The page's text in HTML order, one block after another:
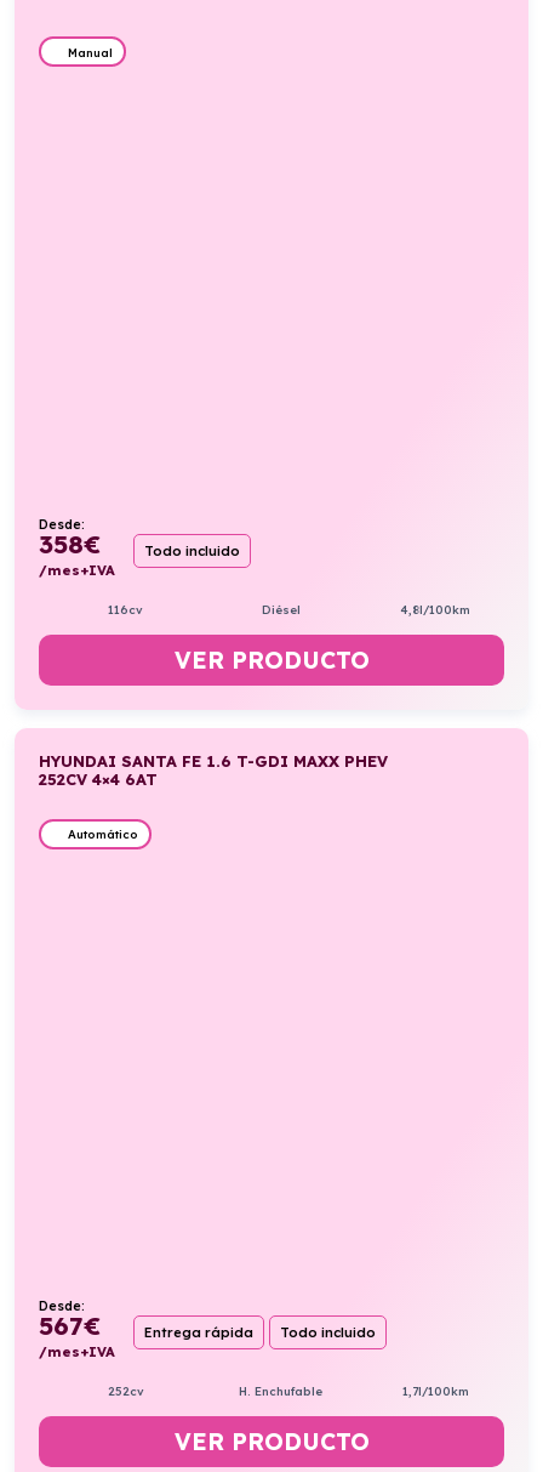
Manual
Desde:
358€
/mes+IVA
Todo incluido
116cv Diésel 4,8l/100km
VER PRODUCTO
HYUNDAI SANTA FE 1.6 T-GDI MAXX PHEV
252CV 4×4 6AT
Automático
Desde:
567€
/mes+IVA
Entrega rápida Todo incluido
252cv H. Enchufable 1,7l/100km
VER PRODUCTO